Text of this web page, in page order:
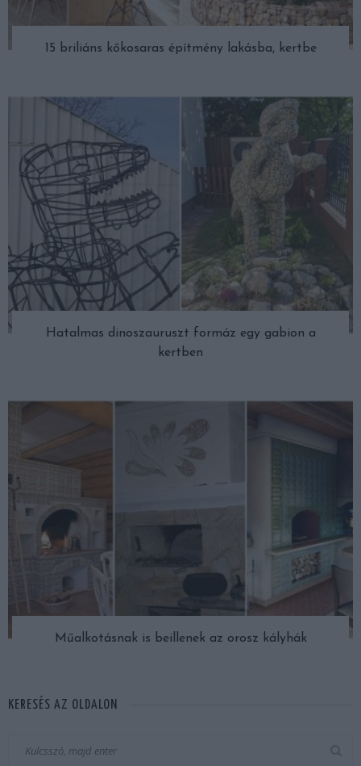
15 briliáns kőkosaras építmény lakásba, kertbe
Hatalmas dinoszauruszt formáz egy gabion a
kertben
Műalkotásnak is beillenek az orosz kályhák
KERESÉS AZ OLDALON